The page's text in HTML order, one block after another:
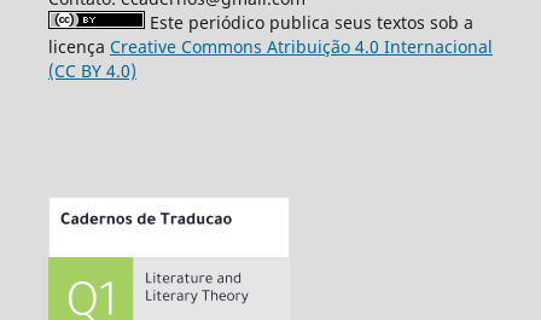
Este periódico publica seus textos sob a
licença Creative Commons Atribuição 4.0 Internacional
(CC BY 4.0)